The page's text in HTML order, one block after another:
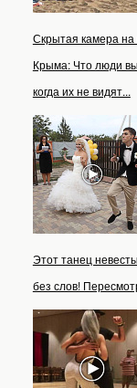
Скрытая камера
Крыма: Что люди
когда их не видят...
Этот танец
без слов!